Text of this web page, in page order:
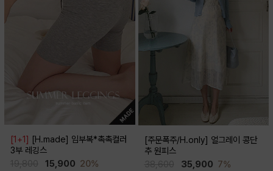
[1+1] [H.made] 임부복*촉촉컬러
3부 레깅스
15,900 20%
[주문폭주/H.only] 얼그레이 콩단
추 원피스
35,900 7%